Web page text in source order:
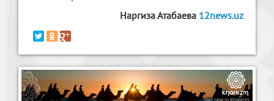
Наргиза Атабаева 12news.uz